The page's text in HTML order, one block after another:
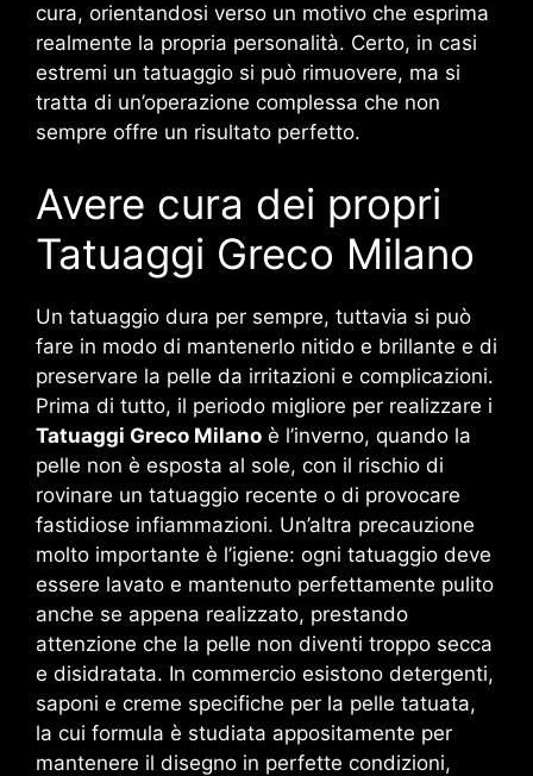
cura, orientandosi verso un motivo che esprima
realmente la propria personalità. Certo, in casi
estremi un tatuaggio si può rimuovere, ma si
tratta di un’operazione complessa che non
sempre offre un risultato perfetto.
Avere cura dei propri
Tatuaggi Greco Milano
Un tatuaggio dura per sempre, tuttavia si può
fare in modo di mantenerlo nitido e brillante e di
preservare la pelle da irritazioni e complicazioni.
Prima di tutto, il periodo migliore per realizzare i
Tatuaggi Greco Milano è l’inverno, quando la
pelle non è esposta al sole, con il rischio di
rovinare un tatuaggio recente o di provocare
fastidiose infiammazioni. Un’altra precauzione
molto importante è l’igiene: ogni tatuaggio deve
essere lavato e mantenuto perfettamente pulito
anche se appena realizzato, prestando
attenzione che la pelle non diventi troppo secca
e disidratata. In commercio esistono detergenti,
saponi e creme specifiche per la pelle tatuata,
la cui formula è studiata appositamente per
mantenere il disegno in perfette condizioni,